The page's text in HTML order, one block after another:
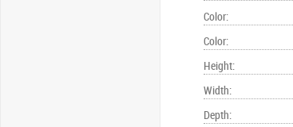
Color:
Color:
Height:
Width:
Depth: